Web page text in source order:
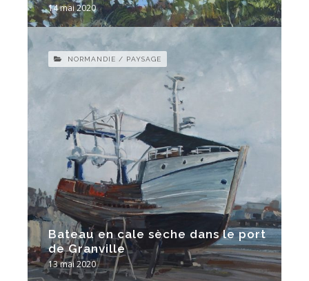
14 mai 2020
13 mai 2020
Bateau en cale sèche dans le port
de Granville
NORMANDIE / PAYSAGE